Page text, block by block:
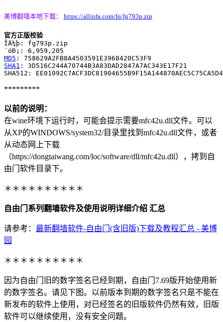
美博翻墙本地下载： https://allinfa.com/fq/fg793p.zip
官方正版校验
ÎÄ¼þ: fg793p.zip
MD5
SHA1 : 3D516C244A70744B3A83DAD2847A7AC343E17F21
*********
以前的说明：
在wine环境下运行时，可能会提示需要mfc42u.dll文件。可以
从XP的WINDOWS/system32/目录里找到mfc42u.dll文件，或者
从动态网上下载
（https://dongtaiwang.com/loc/software/dll/mfc42u.dll），拷到自
由门软件目录下。
＊＊＊＊＊＊＊＊＊＊
自由门系列翻墙软件及使用说明详细介绍 汇总
请参考： 最新翻墙软件-自由门(含旧版)下载及教程汇总 - 美博
园
＊＊＊＊＊＊＊＊＊＊
因为自由门旧的数字签名已经到期，自由门7.69版开始使用新
的数字签名。请见下图。以前版本到期的数字签名只是不能在
新发布的软件上使用，对已经签名的旧版软件仍然有效，旧版
软件可以继续使用，没有安全问题。